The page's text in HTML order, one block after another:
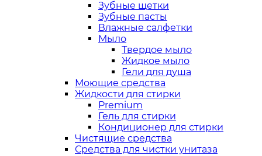
Зубные щетки
Зубные пасты
Влажные салфетки
Мыло
Твердое мыло
Жидкое мыло
Гели для душа
Моющие средства
Жидкости для стирки
Premium
Гель для стирки
Кондиционер для стирки
Чистящие средства
Средства для чистки унитаза